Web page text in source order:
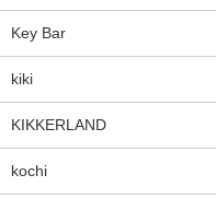
Key Bar
kiki
KIKKERLAND
kochi